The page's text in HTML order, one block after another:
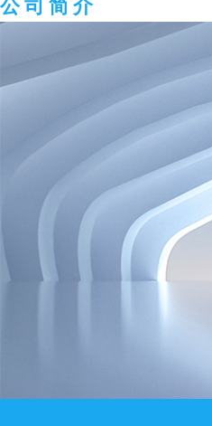
公司简介